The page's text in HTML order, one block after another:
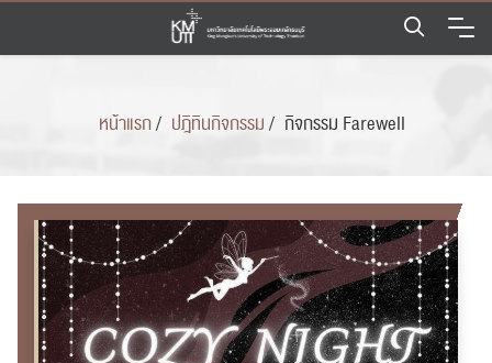
Skip
content
หน้าแรก/ ปฎิทินกิจกรรม/ กิจกรรม Farewell